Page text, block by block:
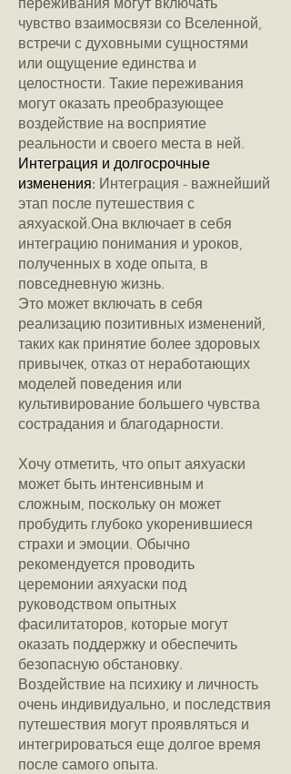
чувство взаимосвязи со Вселенной,
встречи с духовными сущностями
или ощущение единства и
целостности. Такие переживания
могут оказать преобразующее
воздействие на восприятие
реальности и своего места в ней.
Интеграция и долгосрочные
изменения: Интеграция - важнейший
этап после путешествия с
аяхуаской.Она включает в себя
интеграцию понимания и уроков,
полученных в ходе опыта, в
повседневную жизнь.
Это может включать в себя
реализацию позитивных изменений,
таких как принятие более здоровых
привычек, отказ от неработающих
моделей поведения или
культивирование большего чувства
сострадания и благодарности.
Хочу отметить, что опыт аяхуаски
может быть интенсивным и
сложным, поскольку он может
пробудить глубоко укоренившиеся
страхи и эмоции. Обычно
рекомендуется проводить
церемонии аяхуаски под
руководством опытных
фасилитаторов, которые могут
оказать поддержку и обеспечить
безопасную обстановку.
Воздействие на психику и личность
очень индивидуально, и последствия
путешествия могут проявляться и
интегрироваться еще долгое время
после самого опыта.